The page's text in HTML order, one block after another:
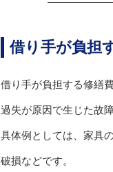
借り手が負担
借り手が負担する修繕
過失が原因で生じた故
具体例としては、家具
破損などです。